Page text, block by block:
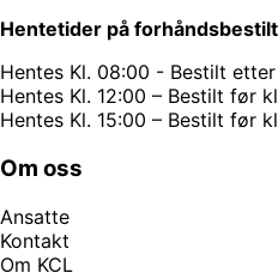
Hentetider på
Hentes Kl. 08:00 - Bestilt
Hentes Kl. 12:00 – Bestilt før
Hentes Kl. 15:00 – Bestilt før
Om oss
Ansatte
Kontakt
Om KCL